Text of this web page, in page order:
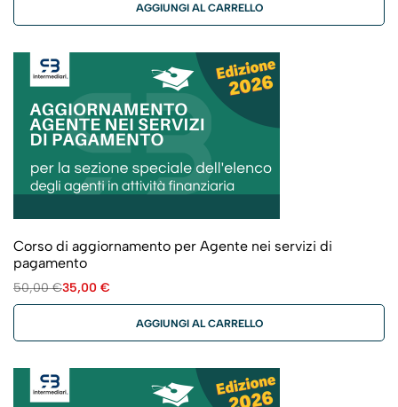
AGGIUNGI AL CARRELLO
Corso di aggiornamento per Agente nei servizi di
pagamento
50,00€35,00 €
AGGIUNGI AL CARRELLO